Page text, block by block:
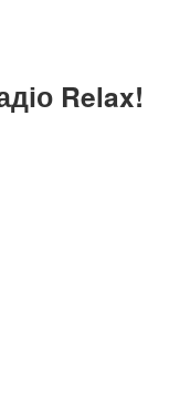
Relax!